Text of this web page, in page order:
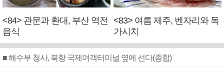
<84> 관문과 환대, 부산 역전
음식
<83> 여름 제주, 벤자리와 독
가시치
■ 해수부 청사, 북항 국제여객터미널 옆에 선다(종합)